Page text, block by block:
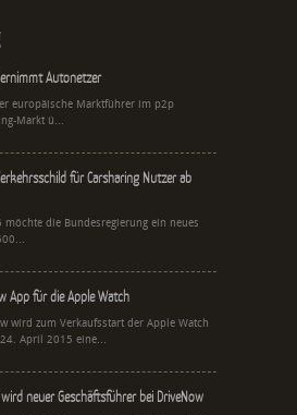
Autonetzer
europäische Marktführer im p2p
Markt ü...
für Carsharing Nutzer ab
möchte die Bundesregierung ein neues
App für die Apple Watch
wird zum Verkaufsstart der Apple Watch
April 2015 eine...
neuer Geschäftsführer bei DriveNow